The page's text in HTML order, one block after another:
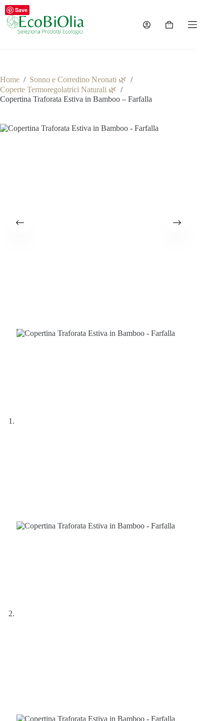
Salta
contenuto
Carrello
Home / Sonno e Corredino Neonati 🌿 /
Coperte Termoregolatrici Naturali 🌿 /
Copertina Traforata Estiva in Bamboo – Farfalla
Save